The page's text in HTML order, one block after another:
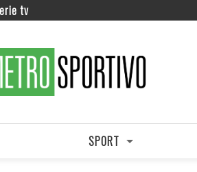
tv
SPORT